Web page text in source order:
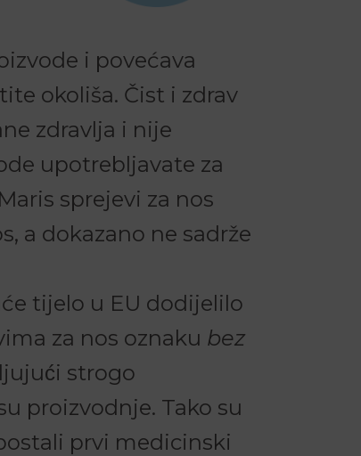
i povećava
okoliša. Čist i zdrav
zdravlja i nije
upotrebljavate za
sprejevi za nos
a dokazano ne sadrže
tijelo u EU dodijelilo
za nos oznaku bez
strogo
proizvodnje. Tako su
prvi medicinski